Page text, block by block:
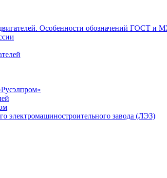
Особенности обозначений ГОСТ и
электромашиностроительного завода (ЛЭЗ)